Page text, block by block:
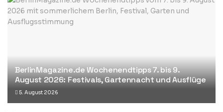
BerlinMagazine.de Wochenendtipps 7. bis 9.
August 2026: Festivals, Gartennacht und Ausflüge
5. August 2026